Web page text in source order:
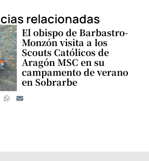
relacionadas
El obispo de Barbastro-
Monzón visita a los
Scouts Católicos de
Aragón MSC en su
campamento de verano
en Sobrarbe